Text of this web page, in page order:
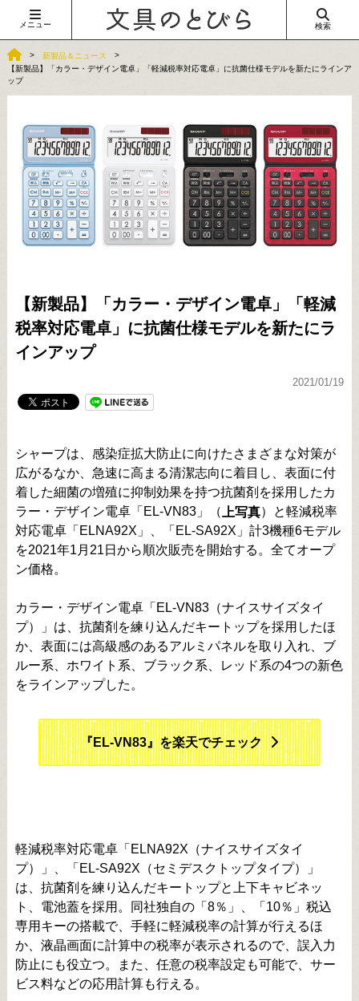
メニュー 検索
新製品＆ニュース
【新製品】「カラー・デザイン電卓」「軽減税率対応電卓」に抗菌仕様モデルを新たにラインア
ップ
【新製品】「カラー・デザイン電卓」「軽減
税率対応電卓」に抗菌仕様モデルを新たにラ
インアップ
2021/01/19
シャープは、感染症拡大防止に向けたさまざまな対策が
広がるなか、急速に高まる清潔志向に着目し、表面に付
着した細菌の増殖に抑制効果を持つ抗菌剤を採用したカ
ラー・デザイン電卓「EL-VN83」（
上写真）と軽減税率
対応電卓「ELNA92X」、「EL-SA92X」計3機種6モデル
を2021年1月21日から順次販売を開始する。全てオープ
ン価格。
カラー・デザイン電卓「EL-VN83（ナイスサイズタイ
プ）」は、抗菌剤を練り込んだキートップを採用したほ
か、表面には高級感のあるアルミパネルを取り入れ、ブ
ルー系、ホワイト系、ブラック系、レッド系の4つの新色
をラインアップした。
『EL-VN83』を楽天でチェック
軽減税率対応電卓「ELNA92X（ナイスサイズタイ
プ）」、「EL-SA92X（セミデスクトップタイプ）」
は、抗菌剤を練り込んだキートップと上下キャビネッ
ト、電池蓋を採用。同社独自の「8％」、「10％」税込
専用キーの搭載で、手軽に軽減税率の計算が行えるほ
か、液晶画面に計算中の税率が表示されるので、誤入力
防止にも役立つ。また、任意の税率設定も可能で、サー
ビス料などの応用計算も行える。